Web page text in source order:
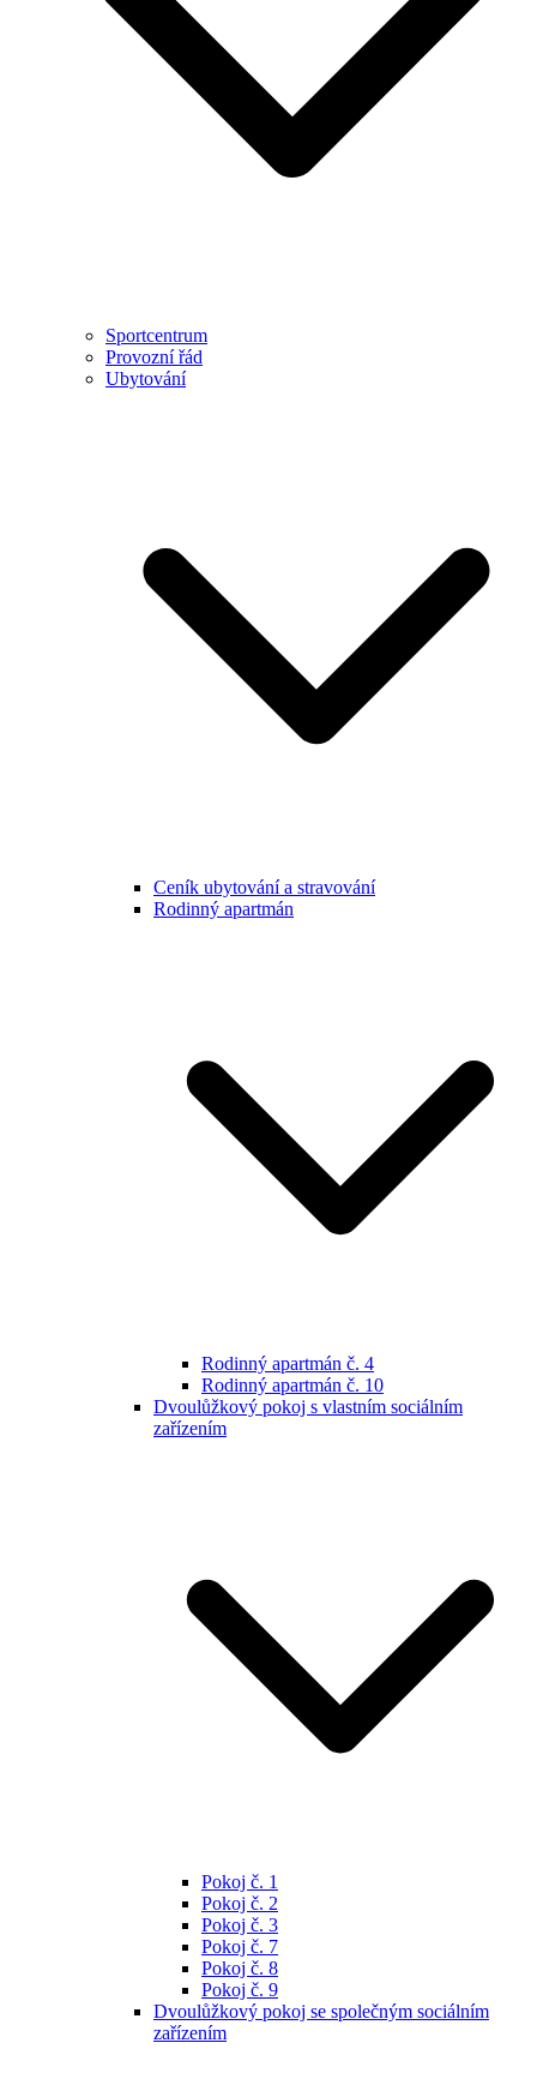
Sportcentrum
Provozní řád
Ubytování
Ceník ubytování a stravování
Rodinný apartmán
Rodinný apartmán č. 4
Rodinný apartmán č. 10
Dvoulůžkový pokoj s vlastním sociálním
zařízením
Pokoj č. 1
Pokoj č. 2
Pokoj č. 3
Pokoj č. 7
Pokoj č. 8
Pokoj č. 9
Dvoulůžkový pokoj se společným sociálním
zařízením